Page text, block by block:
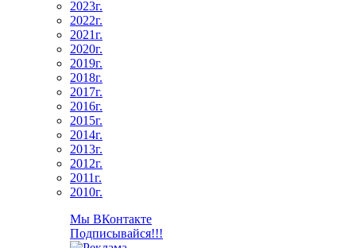
2023г.
2022г.
2021г.
2020г.
2019г.
2018г.
2017г.
2016г.
2015г.
2014г.
2013г.
2012г.
2011г.
2010г.
Мы ВКонтакте
Подписывайся!!!